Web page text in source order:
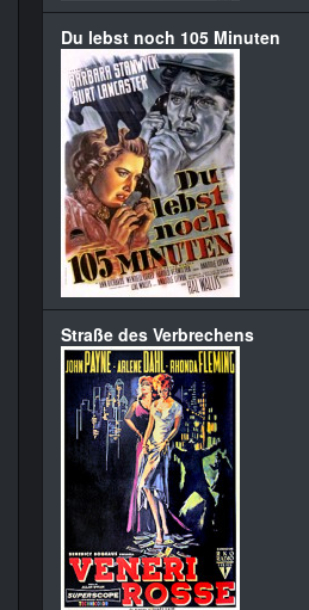
Du lebst noch 105 Minuten
Straße des Verbrechens